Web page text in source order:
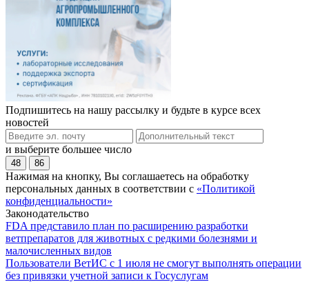
Подпишитесь на нашу рассылку и будьте в курсе всех
новостей
и выберите большее число
48 86
Нажимая на кнопку, Вы соглашаетесь на обработку
персональных данных в соответствии с «Политикой
конфиденциальности»
Законодательство
FDA представило план по расширению разработки
ветпрепаратов для животных с редкими болезнями и
малочисленных видов
Пользователи ВетИС с 1 июля не смогут выполнять операции
без привязки учетной записи к Госуслугам